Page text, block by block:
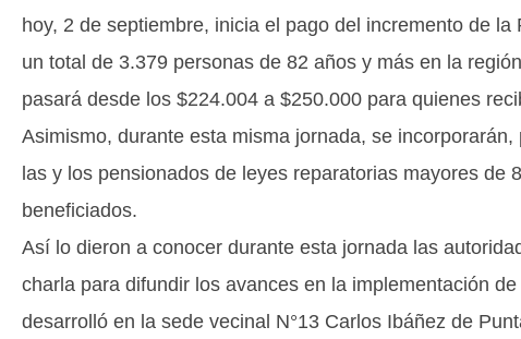
hoy, 2 de septiembre, inicia el pago del incremento de
un total de 3.379 personas de 82 años y más en la
pasará desde los $224.004 a $250.000 para quienes
Asimismo, durante esta misma jornada, se
las y los pensionados de leyes reparatorias mayores de
beneficiados.
Así lo dieron a conocer durante esta jornada las
charla para difundir los avances en la implementación
desarrolló en la sede vecinal N°13 Carlos Ibáñez de